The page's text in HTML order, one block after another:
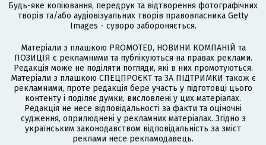
Будь-яке копіювання, передрук та відтворення фотографічних
творів та/або аудіовізуальних творів правовласника Getty
Images - суворо забороняється.
Матеріали з плашкою PROMOTED, НОВИНИ КОМПАНІЙ та
ПОЗИЦІЯ є рекламними та публікуються на правах реклами.
Редакція може не поділяти погляди, які в них промотуються.
Матеріали з плашкою СПЕЦПРОЄКТ та ЗА ПІДТРИМКИ також є
рекламними, проте редакція бере участь у підготовці цього
контенту і поділяє думки, висловлені у цих матеріалах.
Редакція не несе відповідальності за факти та оціночні
судження, оприлюднені у рекламних матеріалах. Згідно з
українським законодавством відповідальність за зміст
реклами несе рекламодавець.